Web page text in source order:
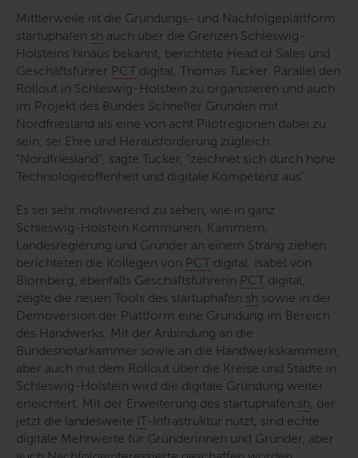
Mittlerweile ist die Gründungs- und Nachfolgeplattform
startuphafen. sh auch über die Grenzen Schleswig-
Holsteins hinaus bekannt, berichtete Head of Sales und
Geschäftsführer PCT digital, Thomas Tucker. Parallel den
Rollout in Schleswig-Holstein zu organisieren und auch
im Projekt des Bundes Schneller Gründen mit
Nordfriesland als eine von acht Pilotregionen dabei zu
sein, sei Ehre und Herausforderung zugleich.
"Nordfriesland", sagte Tucker, "zeichnet sich durch hohe
Technologieoffenheit und digitale Kompetenz aus"
Es sei sehr motivierend zu sehen, wie in ganz
Schleswig-Holstein Kommunen, Kammern,
Landesregierung und Gründer an einem Strang ziehen
berichteten die Kollegen von PCT digital. Isabel von
Blomberg, ebenfalls Geschäftsführerin PCT digital,
zeigte die neuen Tools des startuphafen. sh sowie in der
Demoversion der Plattform eine Gründung im Bereich
des Handwerks. Mit der Anbindung an die
Bundesnotarkammer sowie an die Handwerkskammern,
aber auch mit dem Rollout über die Kreise und Städte in
Schleswig-Holstein wird die digitale Gründung weiter
erleichtert. Mit der Erweiterung des startuphafen. sh, der
jetzt die landesweite IT-Infrastruktur nutzt, sind echte
digitale Mehrwerte für Gründerinnen und Gründer, aber